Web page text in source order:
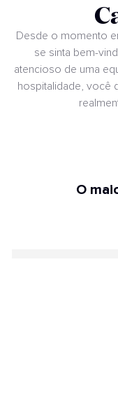
Desde o momento
se sinta bem-
atencioso de uma
hospitalidade, você
O